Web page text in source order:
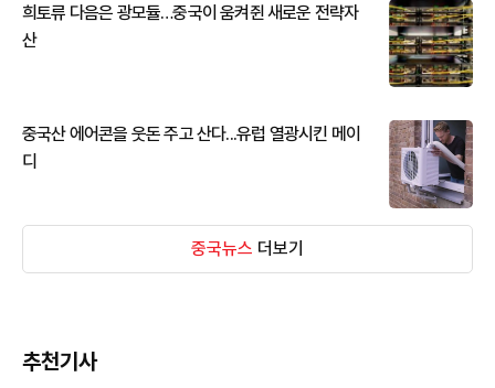
희토류 다음은 광모듈…중국이 움켜쥔 새로운 전략자
산
중국산 에어콘을 웃돈 주고 산다...유럽 열광시킨 메이
디
중국뉴스 더보기
추천기사